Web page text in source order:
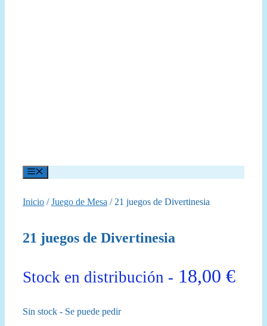
Menú
Inicio /Juego de Mesa / 21 juegos de Divertinesia
21 juegos de Divertinesia
Stock en distribución - 18,00 €
Sin stock - Se puede pedir